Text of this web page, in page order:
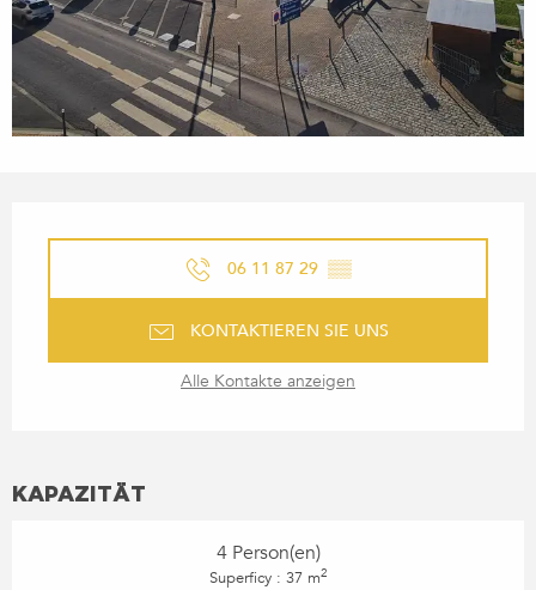
06 11 87 29 ▒▒
KONTAKTIEREN SIE UNS
Alle Kontakte anzeigen
KAPAZITÄT
4 Person(en)
Superficy : 37 m2